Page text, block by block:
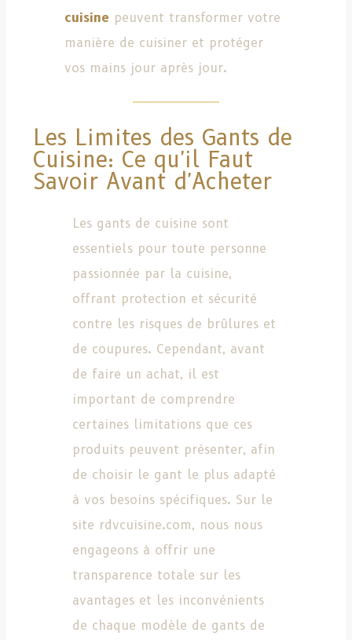
cuisine peuvent transformer votre
manière de cuisiner et protéger
vos mains jour après jour.
Les Limites des Gants de
Cuisine: Ce qu'il Faut
Savoir Avant d'Acheter
Les gants de cuisine sont
essentiels pour toute personne
passionnée par la cuisine,
offrant protection et sécurité
contre les risques de brûlures et
de coupures. Cependant, avant
de faire un achat, il est
important de comprendre
certaines limitations que ces
produits peuvent présenter, afin
de choisir le gant le plus adapté
à vos besoins spécifiques. Sur le
site rdvcuisine.com, nous nous
engageons à offrir une
transparence totale sur les
avantages et les inconvénients
de chaque modèle de gants de